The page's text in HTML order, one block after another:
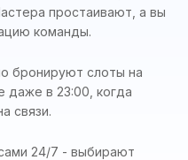
простаивают, а вы
команды.
бронируют слоты на
даже в 23:00, когда
связи.
24/7 - выбирают